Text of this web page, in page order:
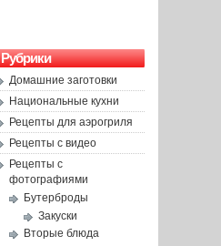
Рубрики
Домашние заготовки
Национальные кухни
Рецепты для аэрогриля
Рецепты с видео
Рецепты с
фотографиями
Бутерброды
Закуски
Вторые блюда